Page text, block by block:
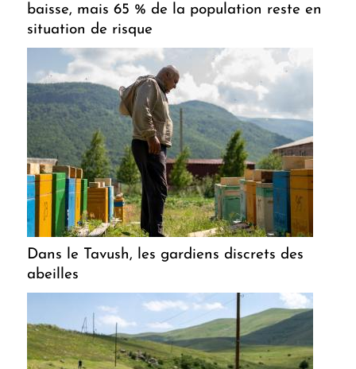
baisse, mais 65 % de la population reste en
situation de risque
Dans le Tavush, les gardiens discrets des
abeilles